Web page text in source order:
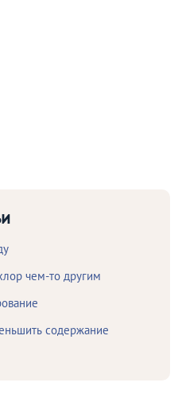
чем-то другим
содержание